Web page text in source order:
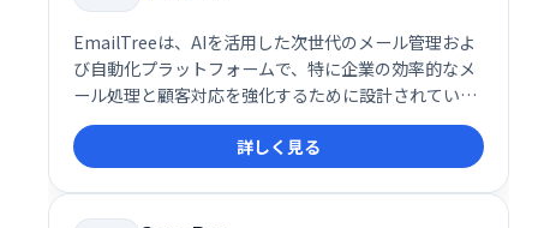
EmailTreeは、AIを活用した次世代のメール管理およ
び自動化プラットフォームで、特に企業の効率的なメ
ール処理と顧客対応を強化するために設計されていま
す。このサービスは、AIによるメールの分類、返信提
案、センチメント分析を統合し、受信トレイ管理の生
産性を劇的に向上させます。
詳しく見る